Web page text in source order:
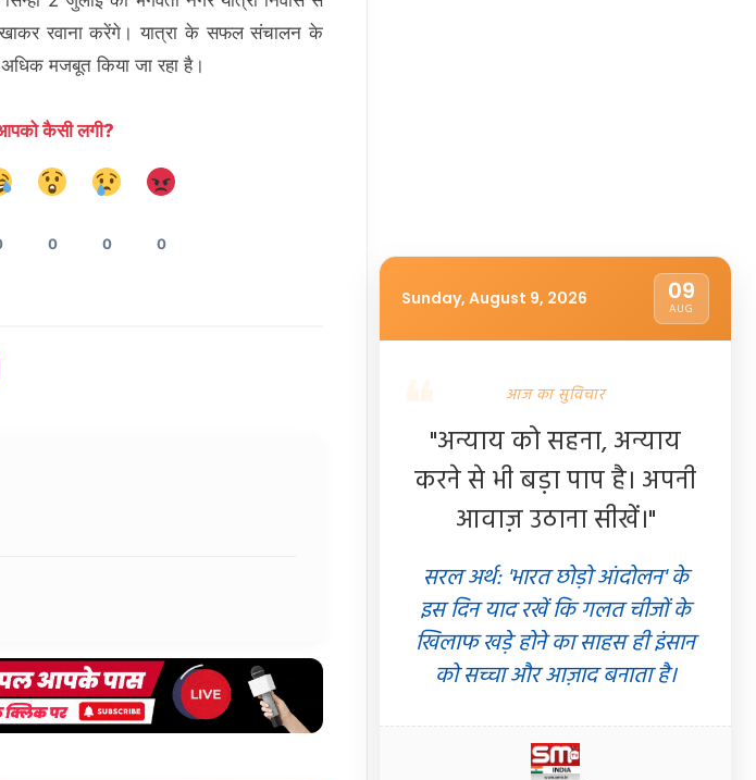
रवाना करेंगे। यात्रा के सफल संचालन के
मजबूत किया जा रहा है।
कैसी लगी?
0 0 0
Sunday, August 9, 2026 09
AUG
आज का सुविचार
"अन्याय को सहना, अन्याय
करने से भी बड़ा पाप है। अपनी
आवाज़ उठाना सीखें।"
सरल अर्थ: 'भारत छोड़ो आंदोलन' के
इस दिन याद रखें कि गलत चीजों के
खिलाफ खड़े होने का साहस ही इंसान
को सच्चा और आज़ाद बनाता है।